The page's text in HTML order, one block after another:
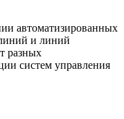
автоматизированных
и линий
разных
систем управления